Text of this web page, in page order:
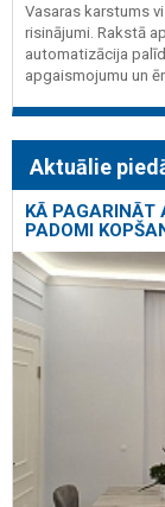
Vasaras karstums
risinājumi. Rakstā
automatizācija
apgaismojumu un
Aktuālie
KĀ PAGARINĀT
PADOMI